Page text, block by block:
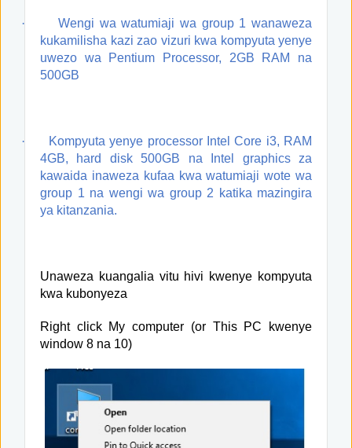
·
Wengi wa watumiaji wa group 1 wanaweza
kukamilisha kazi zao vizuri kwa kompyuta yenye
uwezo wa Pentium Processor, 2GB RAM na
500GB
·
Kompyuta yenye processor Intel Core i3, RAM
4GB, hard disk 500GB na Intel graphics za
kawaida inaweza kufaa kwa watumiaji wote wa
group 1 na wengi wa group 2 katika mazingira
ya kitanzania.
Unaweza kuangalia vitu hivi kwenye kompyuta
kwa kubonyeza
Right click My computer (or This PC kwenye
window 8 na 10)